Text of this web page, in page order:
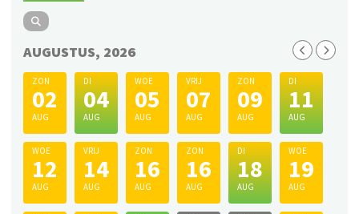
AUGUSTUS, 2026
ZON
02
AUG
DI
04
AUG
WOE
05
AUG
VRIJ
07
AUG
ZON
09
AUG
DI
11
AUG
WOE
12
AUG
VRIJ
14
AUG
ZON
16
AUG
ZON
16
AUG
DI
18
AUG
WOE
19
AUG